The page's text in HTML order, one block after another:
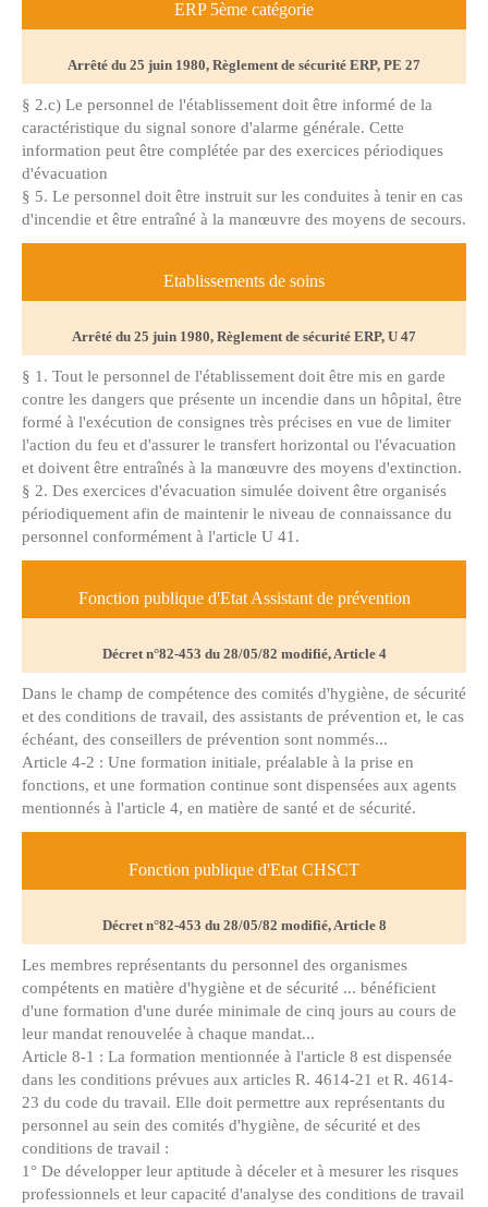
ERP 5ème catégorie
Arrêté du 25 juin 1980, Règlement de sécurité ERP, PE 27
§ 2.c) Le personnel de l'établissement doit être informé de la
caractéristique du signal sonore d'alarme générale. Cette
information peut être complétée par des exercices périodiques
d'évacuation
§ 5. Le personnel doit être instruit sur les conduites à tenir en cas
d'incendie et être entraîné à la manœuvre des moyens de secours.
Etablissements de soins
Arrêté du 25 juin 1980, Règlement de sécurité ERP, U 47
§ 1. Tout le personnel de l'établissement doit être mis en garde
contre les dangers que présente un incendie dans un hôpital, être
formé à l'exécution de consignes très précises en vue de limiter
l'action du feu et d'assurer le transfert horizontal ou l'évacuation
et doivent être entraînés à la manœuvre des moyens d'extinction.
§ 2. Des exercices d'évacuation simulée doivent être organisés
périodiquement afin de maintenir le niveau de connaissance du
personnel conformément à l'article U 41.
Fonction publique d'Etat Assistant de prévention
Décret n°82-453 du 28/05/82 modifié, Article 4
Dans le champ de compétence des comités d'hygiène, de sécurité
et des conditions de travail, des assistants de prévention et, le cas
échéant, des conseillers de prévention sont nommés...
Article 4-2 : Une formation initiale, préalable à la prise en
fonctions, et une formation continue sont dispensées aux agents
mentionnés à l'article 4, en matière de santé et de sécurité.
Fonction publique d'Etat CHSCT
Décret n°82-453 du 28/05/82 modifié, Article 8
Les membres représentants du personnel des organismes
compétents en matière d'hygiène et de sécurité ... bénéficient
d'une formation d'une durée minimale de cinq jours au cours de
leur mandat renouvelée à chaque mandat...
Article 8-1 : La formation mentionnée à l'article 8 est dispensée
dans les conditions prévues aux articles R. 4614-21 et R. 4614-
23 du code du travail. Elle doit permettre aux représentants du
personnel au sein des comités d'hygiène, de sécurité et des
conditions de travail :
1° De développer leur aptitude à déceler et à mesurer les risques
professionnels et leur capacité d'analyse des conditions de travail